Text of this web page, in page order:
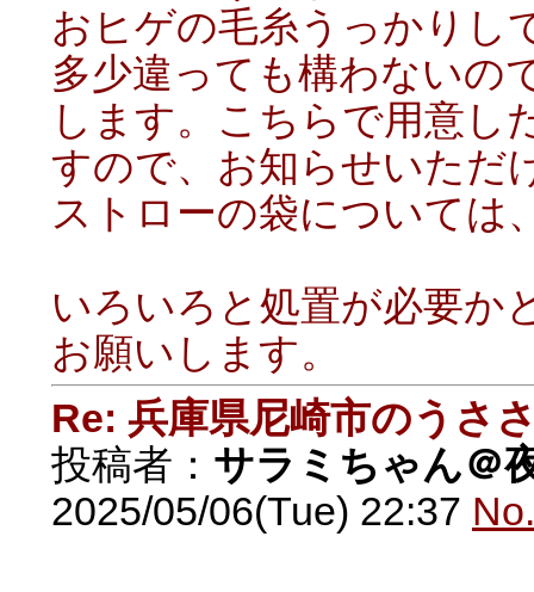
おヒゲの毛糸うっかりし
多少違っても構わないの
します。こちらで用意し
すので、お知らせいただ
ストローの袋については
いろいろと処置が必要か
お願いします。
Re: 兵庫県尼崎市のうさ
投稿者： サラミちゃん＠
2025/05/06(Tue) 22:37